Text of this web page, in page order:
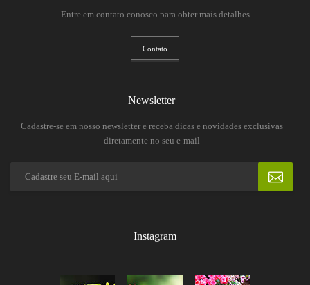
Entre em contato conosco para obter mais detalhes
Contato
Newsletter
Cadastre-se em nosso newsletter e receba dicas e novidades exclusivas
diretamente no seu e-mail
Instagram